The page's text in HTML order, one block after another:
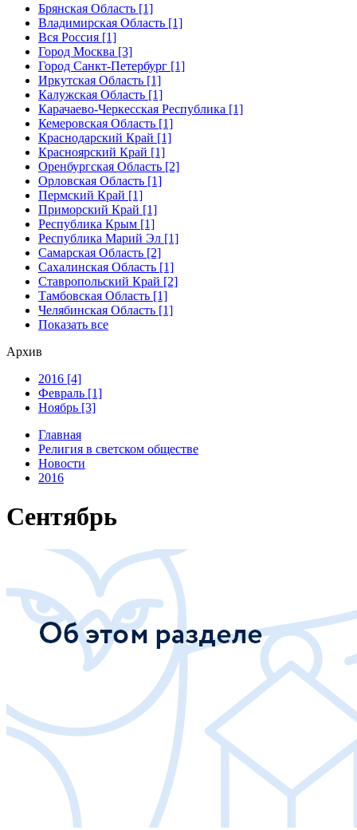
Брянская Область [1]
Владимирская Область [1]
Вся Россия [1]
Город Москва [3]
Город Санкт-Петербург [1]
Иркутская Область [1]
Калужская Область [1]
Карачаево-Черкесская Республика [1]
Кемеровская Область [1]
Краснодарский Край [1]
Красноярский Край [1]
Оренбургская Область [2]
Орловская Область [1]
Пермский Край [1]
Приморский Край [1]
Республика Крым [1]
Республика Марий Эл [1]
Самарская Область [2]
Сахалинская Область [1]
Ставропольский Край [2]
Тамбовская Область [1]
Челябинская Область [1]
Показать все
Архив
2016 [4]
Февраль [1]
Ноябрь [3]
Главная
Религия в светском обществе
Новости
2016
Сентябрь